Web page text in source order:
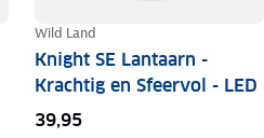
Wild Land
Knight SE Lantaarn -
Krachtig en Sfeervol - LED
39,95